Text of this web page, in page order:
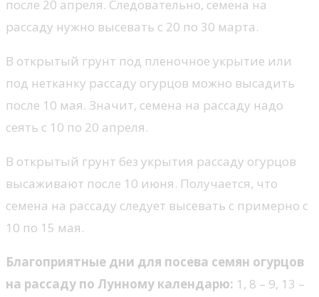
после 20 апреля. Следовательно, семена на
рассаду нужно высевать с 20 по 30 марта.
В открытый грунт под пленочное укрытие или
под нетканку рассаду огурцов можно высадить
после 10 мая. Значит, семена на рассаду надо
сеять с 10 по 20 апреля.
В открытый грунт без укрытия рассаду огурцов
высаживают после 10 июня. Получается, что
семена на рассаду следует высевать с примерно с
10 по 15 мая.
Благоприятные дни для посева семян огурцов
на рассаду по Лунному календарю: 1, 8 – 9, 13 –